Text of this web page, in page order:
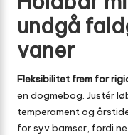
undgå
vaner
Fleksibilitet frem for
en dogmebog. Justér
temperament og
for syv bamser, fordi